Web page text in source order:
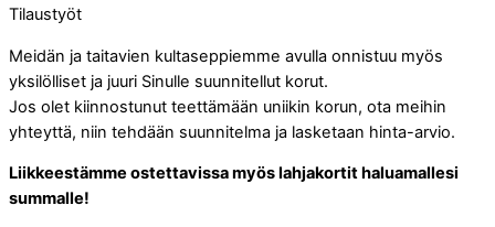
Tilaustyöt
Meidän ja taitavien kultaseppiemme avulla onnistuu myös
yksilölliset ja juuri Sinulle suunnitellut korut.
Jos olet kiinnostunut teettämään uniikin korun, ota meihin
yhteyttä, niin tehdään suunnitelma ja lasketaan hinta-arvio.
Liikkeestämme ostettavissa myös lahjakortit haluamallesi
summalle!